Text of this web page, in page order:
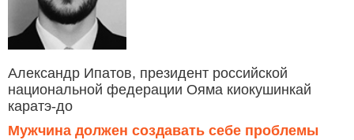
Александр Ипатов, президент российской
национальной федерации Ояма киокушинкай
каратэ-до
Мужчина должен создавать себе проблемы